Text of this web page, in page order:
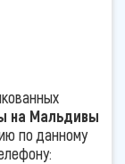
на Мальдивы
по данному